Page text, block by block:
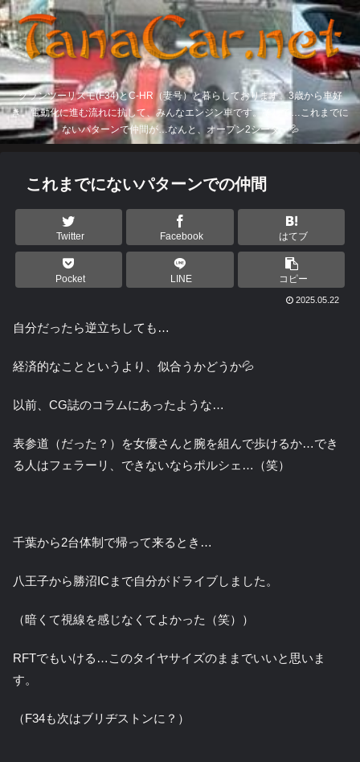
グランツーリスモ(F34)とC-HR（妻号）と暮らしております。3歳から車好
き。電動化に進む流れに抗して、みんなエンジン車です。そして…これまでに
ないパターンで仲間が…なんと、オープン2シーター💦
これまでにないパターンでの仲間
Twitter Facebook はてブ
Pocket LINE コピー
2025.05.22
自分だったら逆立ちしても…
経済的なことというより、似合うかどうか💦
以前、CG誌のコラムにあったような…
表参道（だった？）を女優さんと腕を組んで歩けるか…でき
る人はフェラーリ、できないならポルシェ…（笑）
千葉から2台体制で帰って来るとき…
八王子から勝沼ICまで自分がドライブしました。
（暗くて視線を感じなくてよかった（笑））
RFTでもいける…このタイヤサイズのままでいいと思いま
す。
（F34も次はブリヂストンに？）